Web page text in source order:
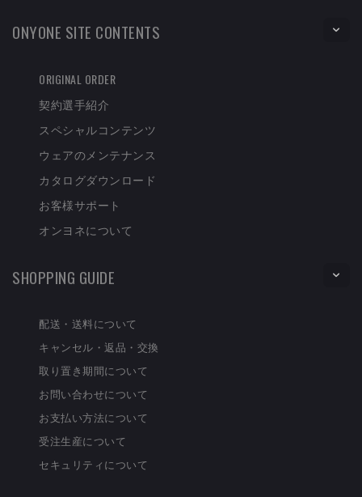
ONYONE SITE CONTENTS
ORIGINAL ORDER
契約選手紹介
スペシャルコンテンツ
ウェアのメンテナンス
カタログダウンロード
お客様サポート
オンヨネについて
SHOPPING GUIDE
配送・送料について
キャンセル・返品・交換
取り置き期間について
お問い合わせについて
お支払い方法について
受注生産について
セキュリティについて